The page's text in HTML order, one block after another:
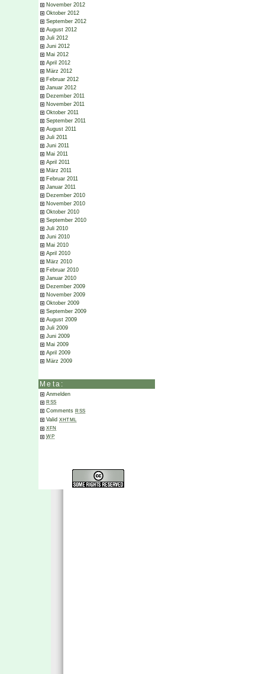
November 2012
Oktober 2012
September 2012
August 2012
Juli 2012
Juni 2012
Mai 2012
April 2012
März 2012
Februar 2012
Januar 2012
Dezember 2011
November 2011
Oktober 2011
September 2011
August 2011
Juli 2011
Juni 2011
Mai 2011
April 2011
März 2011
Februar 2011
Januar 2011
Dezember 2010
November 2010
Oktober 2010
September 2010
Juli 2010
Juni 2010
Mai 2010
April 2010
März 2010
Februar 2010
Januar 2010
Dezember 2009
November 2009
Oktober 2009
September 2009
August 2009
Juli 2009
Juni 2009
Mai 2009
April 2009
März 2009
Meta:
Anmelden
RSS
Comments RSS
Valid XHTML
XFN
WP